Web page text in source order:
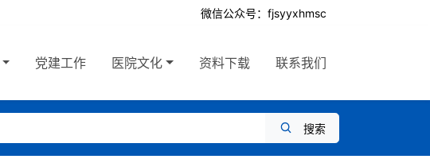
微信公众号：fjsyyxhmsc
党建工作 医院文化 资料下载 联系我们
搜索